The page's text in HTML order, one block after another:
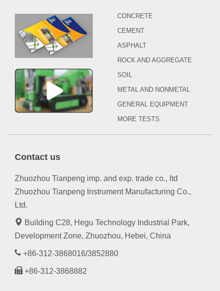
CONCRETE
CEMENT
ASPHALT
ROCK AND AGGREGATE
SOIL
METAL AND NONMETAL
GENERAL EQUIPMENT
MORE TESTS
Contact us
Zhuozhou Tianpeng imp. and exp. trade co., ltd
Zhuozhou Tianpeng Instrument Manufacturing Co.,
Ltd.
Building C28, Hegu Technology Industrial Park,
Development Zone, Zhuozhou, Hebei, China
+86-312-3868016/3852880
+86-312-3868882